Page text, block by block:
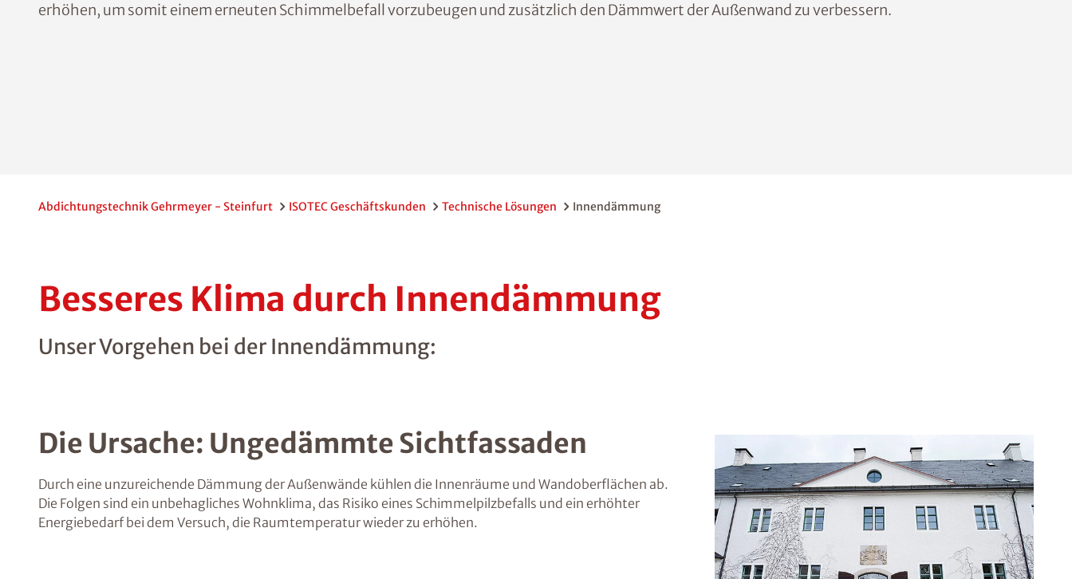
erhöhen, um somit einem erneuten Schimmelbefall vorzubeugen und zusätzlich den Dämmwert der Außenwand zu verbessern.
Abdichtungstechnik Gehrmeyer - Steinfurt ISOTEC Geschäftskunden Technische Lösungen Innendämmung
Besseres Klima durch Innendämmung
Unser Vorgehen bei der Innendämmung:
Die Ursache: Ungedämmte Sichtfassaden
Durch eine unzureichende Dämmung der Außenwände kühlen die Innenräume und Wandoberflächen ab.
Die Folgen sind ein unbehagliches Wohnklima, das Risiko eines Schimmelpilzbefalls und ein erhöhter
Energiebedarf bei dem Versuch, die Raumtemperatur wieder zu erhöhen.